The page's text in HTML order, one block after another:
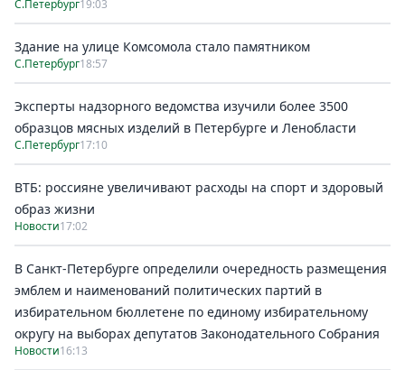
С.Петербург19:03
Здание на улице Комсомола стало памятником
С.Петербург18:57
Эксперты надзорного ведомства изучили более 3500
образцов мясных изделий в Петербурге и Ленобласти
С.Петербург17:10
ВТБ: россияне увеличивают расходы на спорт и здоровый
образ жизни
Новости17:02
В Санкт-Петербурге определили очередность размещения
эмблем и наименований политических партий в
избирательном бюллетене по единому избирательному
округу на выборах депутатов Законодательного Собрания
Новости16:13